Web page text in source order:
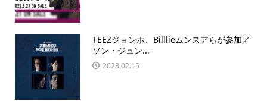
TEEZジョンホ、Billlieムンスアらが参加／
ソン・ジュン...
2023.02.15